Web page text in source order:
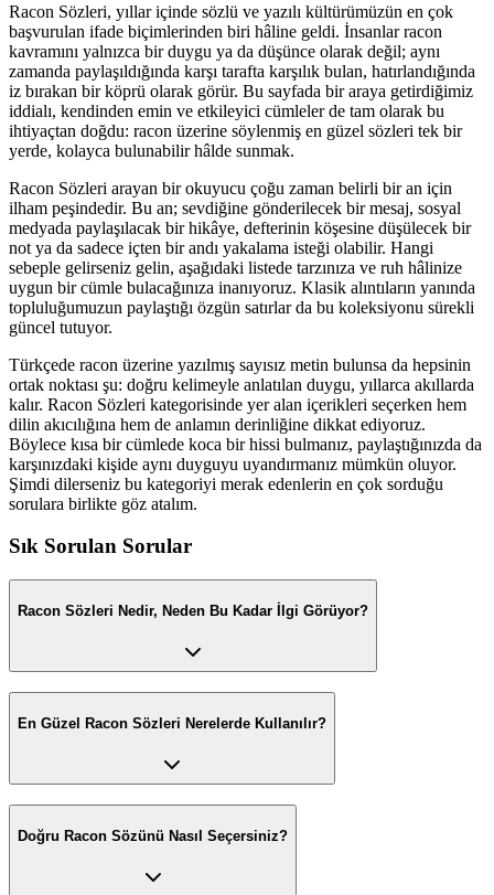
Racon Sözleri, yıllar içinde sözlü ve yazılı kültürümüzün en çok
başvurulan ifade biçimlerinden biri hâline geldi. İnsanlar racon
kavramını yalnızca bir duygu ya da düşünce olarak değil; aynı
zamanda paylaşıldığında karşı tarafta karşılık bulan, hatırlandığında
iz bırakan bir köprü olarak görür. Bu sayfada bir araya getirdiğimiz
iddialı, kendinden emin ve etkileyici cümleler de tam olarak bu
ihtiyaçtan doğdu: racon üzerine söylenmiş en güzel sözleri tek bir
yerde, kolayca bulunabilir hâlde sunmak.
Racon Sözleri arayan bir okuyucu çoğu zaman belirli bir an için
ilham peşindedir. Bu an; sevdiğine gönderilecek bir mesaj, sosyal
medyada paylaşılacak bir hikâye, defterinin köşesine düşülecek bir
not ya da sadece içten bir andı yakalama isteği olabilir. Hangi
sebeple gelirseniz gelin, aşağıdaki listede tarzınıza ve ruh hâlinize
uygun bir cümle bulacağınıza inanıyoruz. Klasik alıntıların yanında
topluluğumuzun paylaştığı özgün satırlar da bu koleksiyonu sürekli
güncel tutuyor.
Türkçede racon üzerine yazılmış sayısız metin bulunsa da hepsinin
ortak noktası şu: doğru kelimeyle anlatılan duygu, yıllarca akıllarda
kalır. Racon Sözleri kategorisinde yer alan içerikleri seçerken hem
dilin akıcılığına hem de anlamın derinliğine dikkat ediyoruz.
Böylece kısa bir cümlede koca bir hissi bulmanız, paylaştığınızda da
karşınızdaki kişide aynı duyguyu uyandırmanız mümkün oluyor.
Şimdi dilerseniz bu kategoriyi merak edenlerin en çok sorduğu
sorulara birlikte göz atalım.
Sık Sorulan Sorular
Racon Sözleri Nedir, Neden Bu Kadar İlgi Görüyor?
En Güzel Racon Sözleri Nerelerde Kullanılır?
Doğru Racon Sözünü Nasıl Seçersiniz?